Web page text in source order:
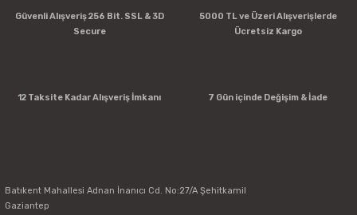
Güvenli Alışveriş 256 Bit. SSL & 3D
Secure
5000 TL ve Üzeri Alışverişlerde
Ücretsiz Kargo
12 Taksite Kadar Alışveriş İmkanı 7 Gün içinde Değişim & İade
Batıkent Mahallesi Adnan İnanıcı Cd. No:27/A Şehitkamil
Gaziantep